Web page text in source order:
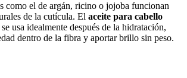
como el de argán, ricino o jojoba funcionan
de la cutícula. El aceite para cabello
se usa idealmente después de la hidratación,
dentro de la fibra y aportar brillo sin peso.